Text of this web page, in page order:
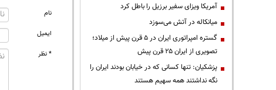
نام
ایمیل
* نظر
آمریکا ویزای سفیر برزیل را باطل کرد
میانکاله در آتش می‌سوزد
گستره امپراتوری ایران در ۵ قرن پیش از میلاد؛
تصویری از ایران ۲۵ قرن پیش
پزشکیان: تنها کسانی که در خیابان بودند ایران را
نگه نداشتند همه سهیم هستند